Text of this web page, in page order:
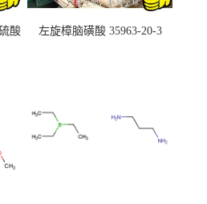
酸
左旋樟脑磺酸 35963-20-3